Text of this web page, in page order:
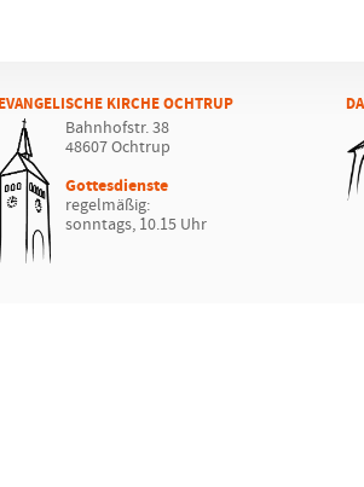
EVANGELISCHE KIRCHE OCHTRUP
Bahnhofstr. 38
48607 Ochtrup
Gottesdienste
regelmäßig:
sonntags, 10.15 Uhr